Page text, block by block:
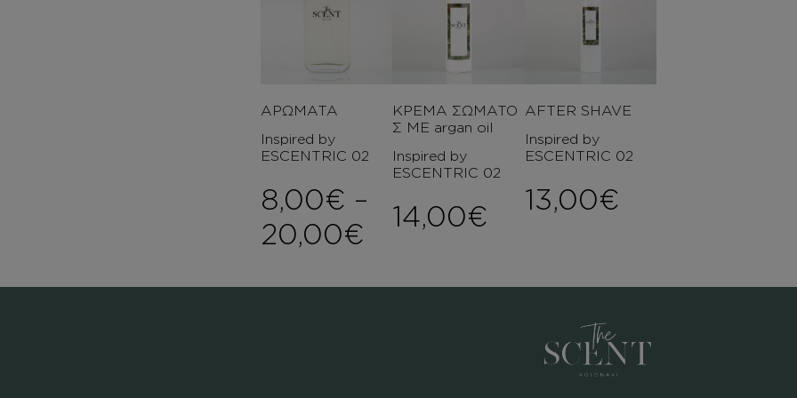
ΑΡΩΜΑΤΑ
Inspired by
ESCENTRIC 02
8,00€ –
20,00€Price range: 8,00€ through
ΚΡΕΜΑ ΣΩΜΑΤΟ
Σ ΜΕ argan oil
Inspired by
ESCENTRIC 02
14,00€
AFTER SHAVE
Inspired by
ESCENTRIC 02
13,00€